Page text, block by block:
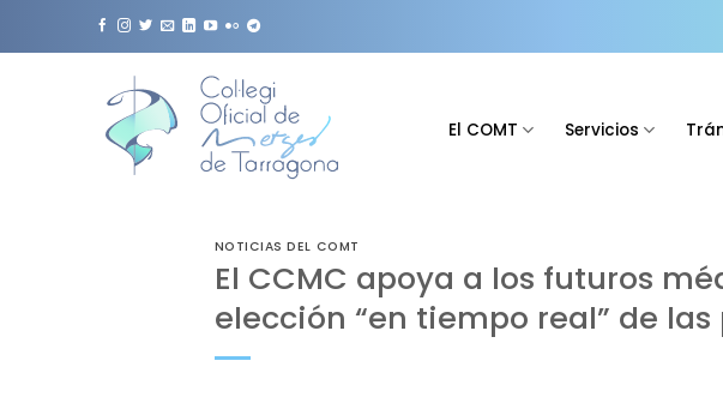
El COMT Servicios
NOTICIAS DEL COMT
El CCMC apoya a los futuros
elección “en tiempo real” de